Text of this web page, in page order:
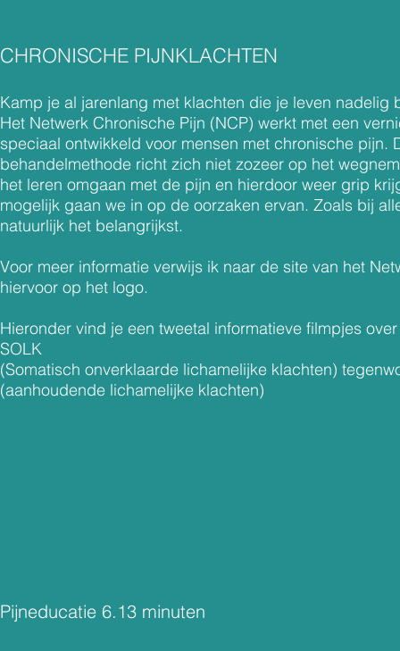
CHRONISCHE PIJNKLACHTEN
Kamp je al jarenlang met klachten die je leven nadelig
Het Netwerk Chronische Pijn (NCP) werkt met een
speciaal ontwikkeld voor mensen met chronische pijn.
behandelmethode richt zich niet zozeer op het
het leren omgaan met de pijn en hierdoor weer grip
mogelijk gaan we in op de oorzaken ervan. Zoals bij
natuurlijk het belangrijkst.
Voor meer informatie verwijs ik naar de site van het
hiervoor op het logo.
​Hieronder vind je een tweetal informatieve filmpjes
SOLK
(Somatisch onverklaarde lichamelijke klachten)
(aanhoudende lichamelijke klachten)
Pijneducatie 6.13 minuten